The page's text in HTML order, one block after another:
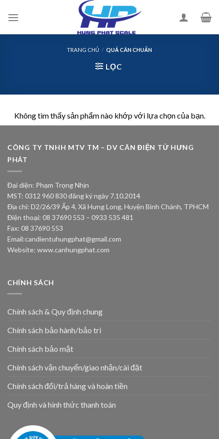
TRANG CHỦ / QUẢ CÂN CHUẨN
LỌC
Không tìm thấy sản phẩm nào khớp với lựa chọn của bạn.
CÔNG TY TNHH MTV TM – DV CÂN ĐIỆN TỬ HƯNG
PHÁT
Đại diện: Phạm Trọng Nhịn
MST: 0312 960 830 đăng ký ngày 7.10.2014
Địa chỉ: D2/26/39 Ấp 4, Xã Hưng Long, Huyện Bình Chánh, TPHCM
Điện thoại: 08 37690 553 – 0933 535 481
Fax: 08 37690 553
Email:candientuhungphat@gmail.com
Website: www.canhungphat.com
CHÍNH SÁCH
Chính sách & Quy định chung
Chính sách bảo hành/bảo trì
Chính sách bảo mật
Chính sách vận chuyển/giao nhận/cài đặt
Chính sách đổi/trả hàng và hoàn tiền
Quy định và hình thức thanh toán